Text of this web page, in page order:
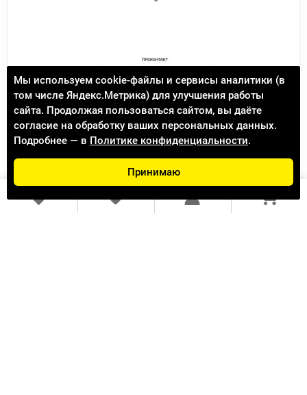
Транзистор IRG4PC40UPBF (IGBT 600V 40A) TO-
247 (оригинал БУ!!! ДЕМОНТАЖ!!! ноги 10мм)
109.90 ₽ 127.00 ₽
В КОРЗИНУ
Мы используем cookie-файлы и сервисы аналитики (в
том числе Яндекс.Метрика) для улучшения работы
сайта. Продолжая пользоваться сайтом, вы даёте
согласие на обработку ваших персональных данных.
Подробнее — в Политике конфиденциальности.
Принимаю